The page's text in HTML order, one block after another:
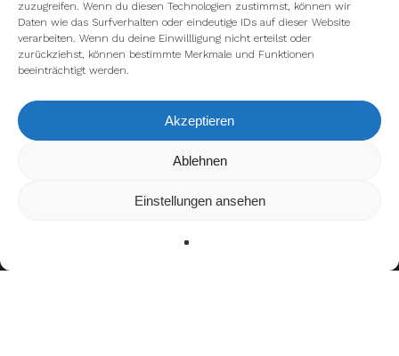
zuzugreifen. Wenn du diesen Technologien zustimmst, können wir
Daten wie das Surfverhalten oder eindeutige IDs auf dieser Website
verarbeiten. Wenn du deine Einwillligung nicht erteilst oder
zurückziehst, können bestimmte Merkmale und Funktionen
beeinträchtigt werden.
Akzeptieren
Ablehnen
Einstellungen ansehen
Wir verwenden Cookies, um dir die bestmögliche Erfahrung auf
kannst du erfahren, welche Cookies wir
verwenden oder sie ausschalten.